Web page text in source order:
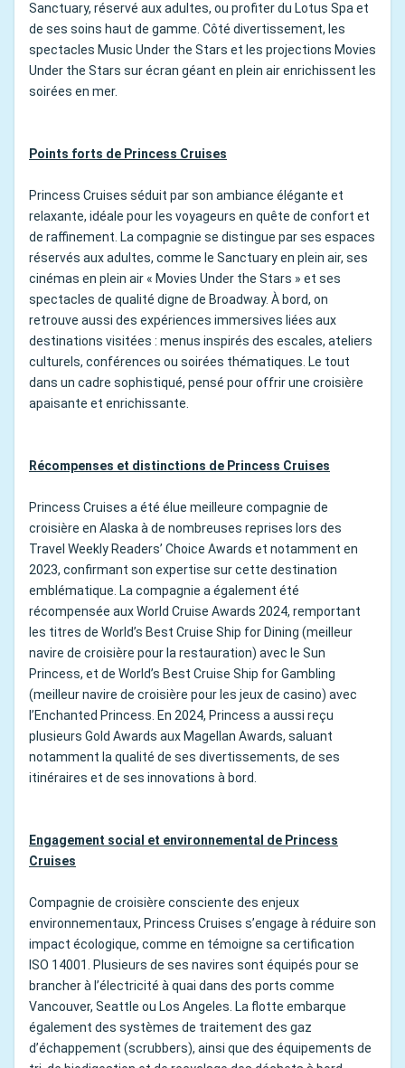
Sanctuary, réservé aux adultes, ou profiter du Lotus Spa et
de ses soins haut de gamme. Côté divertissement, les
spectacles Music Under the Stars et les projections Movies
Under the Stars sur écran géant en plein air enrichissent les
soirées en mer.
Points forts de Princess Cruises
Princess Cruises séduit par son ambiance élégante et
relaxante, idéale pour les voyageurs en quête de confort et
de raffinement. La compagnie se distingue par ses espaces
réservés aux adultes, comme le Sanctuary en plein air, ses
cinémas en plein air « Movies Under the Stars » et ses
spectacles de qualité digne de Broadway. À bord, on
retrouve aussi des expériences immersives liées aux
destinations visitées : menus inspirés des escales, ateliers
culturels, conférences ou soirées thématiques. Le tout
dans un cadre sophistiqué, pensé pour offrir une croisière
apaisante et enrichissante.
Récompenses et distinctions de Princess Cruises
Princess Cruises a été élue meilleure compagnie de
croisière en Alaska à de nombreuses reprises lors des
Travel Weekly Readers’ Choice Awards et notamment en
2023, confirmant son expertise sur cette destination
emblématique. La compagnie a également été
récompensée aux World Cruise Awards 2024, remportant
les titres de World’s Best Cruise Ship for Dining (meilleur
navire de croisière pour la restauration) avec le Sun
Princess, et de World’s Best Cruise Ship for Gambling
(meilleur navire de croisière pour les jeux de casino) avec
l’Enchanted Princess. En 2024, Princess a aussi reçu
plusieurs Gold Awards aux Magellan Awards, saluant
notamment la qualité de ses divertissements, de ses
itinéraires et de ses innovations à bord.
Engagement social et environnemental de Princess
Cruises
Compagnie de croisière consciente des enjeux
environnementaux, Princess Cruises s’engage à réduire son
impact écologique, comme en témoigne sa certification
ISO 14001. Plusieurs de ses navires sont équipés pour se
brancher à l’électricité à quai dans des ports comme
Vancouver, Seattle ou Los Angeles. La flotte embarque
également des systèmes de traitement des gaz
d’échappement (scrubbers), ainsi que des équipements de